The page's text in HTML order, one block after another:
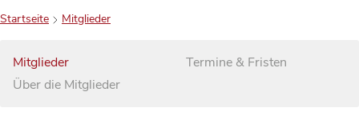
Startseite Mitglieder
Mitglieder
Über die Mitglieder
Termine & Fristen